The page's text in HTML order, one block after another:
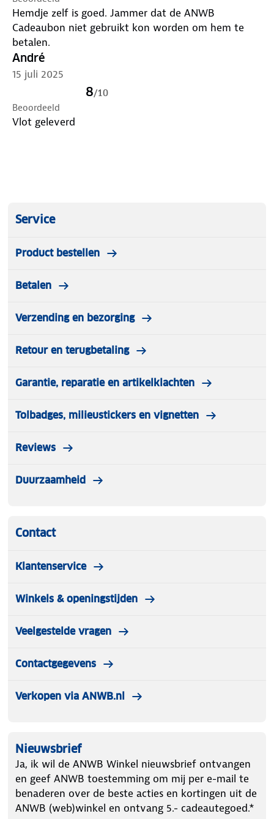
Hemdje zelf is goed. Jammer dat de ANWB
Cadeaubon niet gebruikt kon worden om hem te
betalen.
André
15 juli 2025
8/10
Beoordeeld
Vlot geleverd
Service
Product bestellen
Betalen
Verzending en bezorging
Retour en terugbetaling
Garantie, reparatie en artikelklachten
Tolbadges, milieustickers en vignetten
Reviews
Duurzaamheid
Contact
Klantenservice
Winkels & openingstijden
Veelgestelde vragen
Contactgegevens
Verkopen via ANWB.nl
Nieuwsbrief
Ja, ik wil de ANWB Winkel nieuwsbrief ontvangen
en geef ANWB toestemming om mij per e-mail te
benaderen over de beste acties en kortingen uit de
ANWB (web)winkel en ontvang 5.- cadeautegoed.*